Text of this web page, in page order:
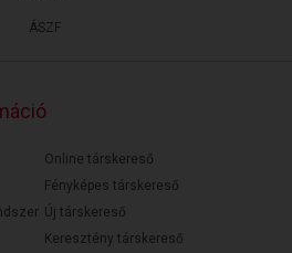
ÁSZF
Online társkereső
Fényképes társkereső
Új társkereső
Keresztény társkereső